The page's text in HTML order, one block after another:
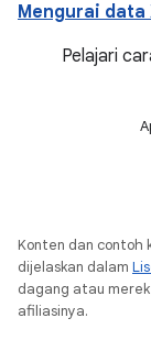
Mengurai data
Pelajari
Konten dan contoh
dijelaskan dalam
dagang atau
afiliasinya.